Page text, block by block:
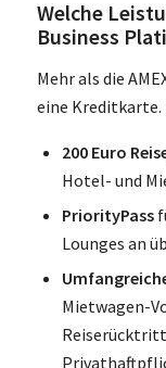
Welche
Business
Mehr als die
eine Kreditkarte.
200 Euro
Hotel- und
PriorityPass
Lounges an
Mietwagen-